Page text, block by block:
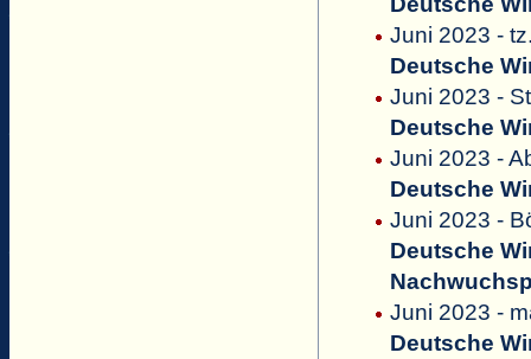
Juni 2023 -
Deutsche
Juni 2023 -
Deutsche
Juni 2023 -
Deutsche
Juni 2023 -
Deutsche
Juni 2023 -
Deutsche